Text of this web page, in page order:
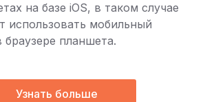
на базе iOS, в таком случае
использовать мобильный
браузере планшета.
Узнать больше